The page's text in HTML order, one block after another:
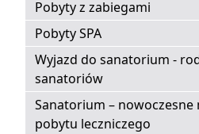
Pobyty z zabiegami
Pobyty SPA
Wyjazd do sanatorium -
sanatoriów
Sanatorium – nowoczesne
pobytu leczniczego